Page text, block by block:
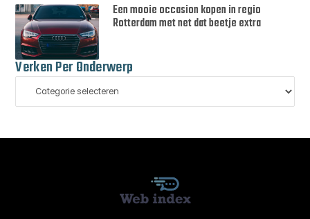
Een mooie occasion kopen in regio
Rotterdam met net dat beetje extra
Verken Per Onderwerp